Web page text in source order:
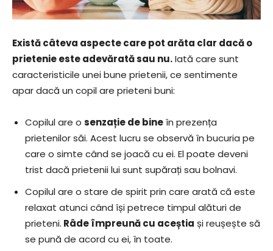
Există câteva aspecte care pot arăta clar dacă o
prietenie este adevărată sau nu.Iată care sunt
caracteristicile unei bune prietenii, ce sentimente
apar dacă un copil are prieteni buni:
Copilul are o senzație de bineîn prezența
prietenilor săi. Acest lucru se observă în bucuria pe
care o simte când se joacă cu ei. El poate deveni
trist dacă prietenii lui sunt supărați sau bolnavi.
Copilul are o stare de spirit prin care arată că este
relaxat atunci când își petrece timpul alături de
prieteni. Râde împreună cu aceștia și reușește să
se pună de acord cu ei, în toate.